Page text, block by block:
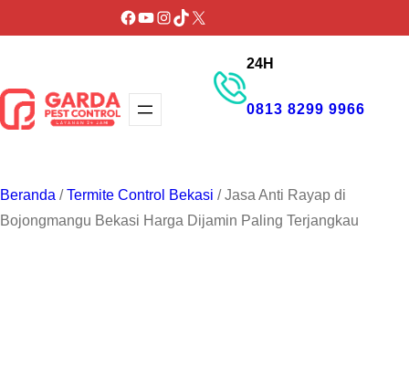
ke
Facebook
YouTube
Instagram
TikTok
X
24H
0813 8299 9966
Beranda /Termite Control Bekasi / Jasa Anti Rayap di
Bojongmangu Bekasi Harga Dijamin Paling Terjangkau